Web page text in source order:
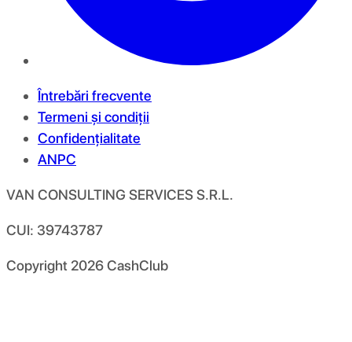
Întrebări frecvente
Termeni și condiții
Confidențialitate
ANPC
VAN CONSULTING SERVICES S.R.L.
CUI: 39743787
Copyright 2026CashClub